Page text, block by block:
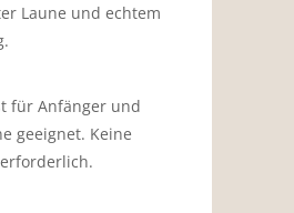
Laune und echtem
für Anfänger und
geeignet. Keine